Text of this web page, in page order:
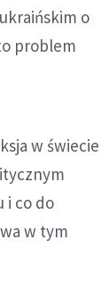
o
problem
w świecie
i co do
w tym